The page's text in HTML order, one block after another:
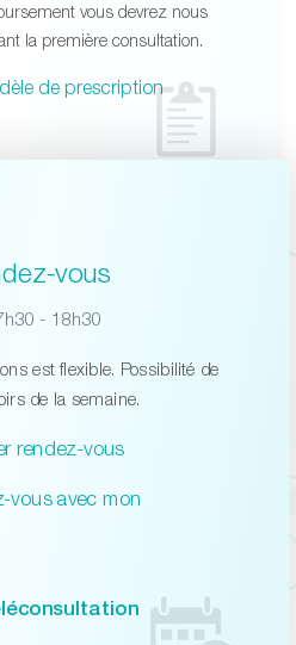
vous devrez nous
la première consultation.
de prescription
vous
- 18h30
est flexible. Possibilité de
de la semaine.
rendez-vous
avec mon